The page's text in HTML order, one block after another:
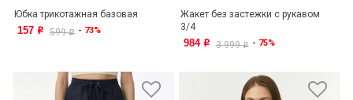
Юбка трикотажная базовая
157 o 599o - 73%
Жакет без застежки с рукавом
3/4
984 o 3 999o - 75%